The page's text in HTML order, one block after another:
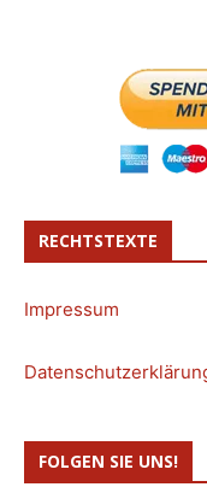
RECHTSTEXTE
Impressum
FOLGEN SIE UNS!